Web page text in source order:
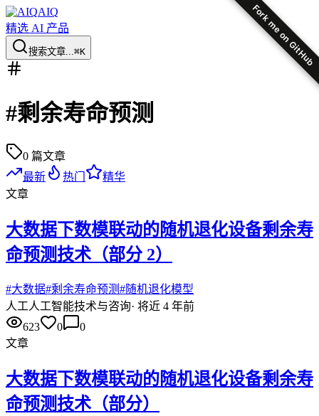
Fork me on GitHub
AIQ
精选 AI 产品
搜索文章...⌘K
#剩余寿命预测
0 篇文章
最新
热门
精华
文章
大数据下数模联动的随机退化设备剩余寿
命预测技术（部分 2）
#大数据#剩余寿命预测#随机退化模型
人工人工智能技术与咨询· 将近 4 年前
623
0
0
文章
大数据下数模联动的随机退化设备剩余寿
命预测技术（部分）